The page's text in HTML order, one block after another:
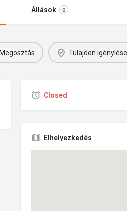
Állások 0
Megosztás Tulajdon igénylése
Closed
Elhelyezkedés